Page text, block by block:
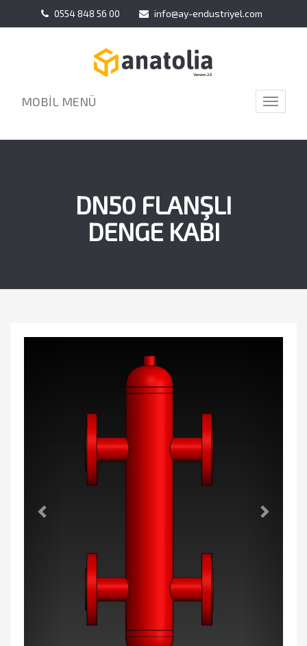
0554 848 56 00 info@ay-endustriyel.com
Toggle
MOBİL MENÜ
DN50 FLANŞLI
DENGE KABI